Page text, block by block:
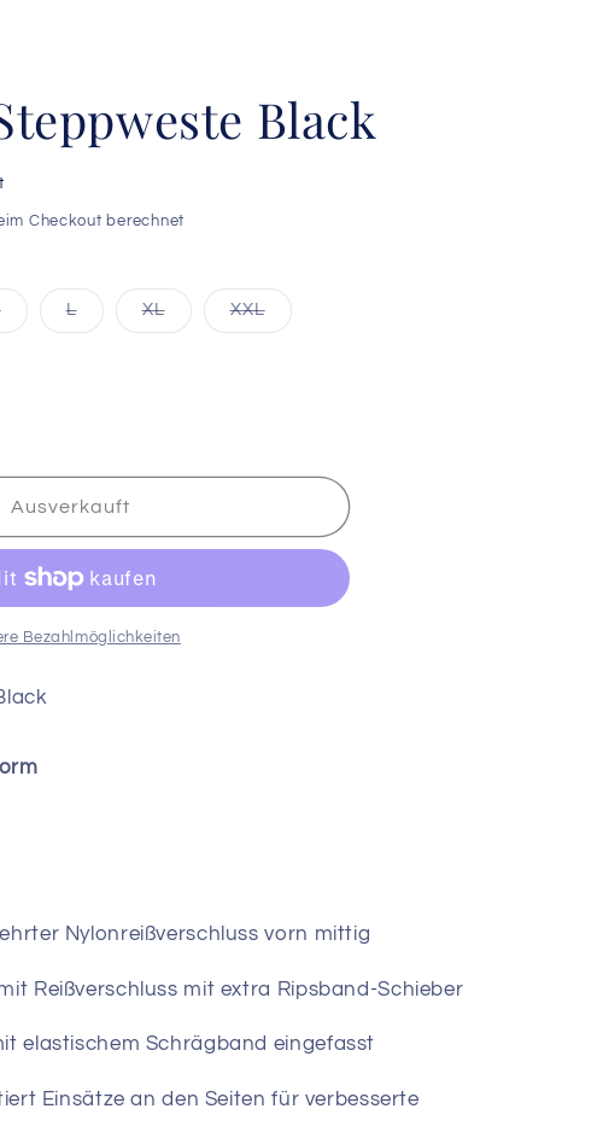
Black
Checkout berechnet
Variante
LVarianteXLVarianteXXLVariante
ausverkauft
Ausverkauft
Bezahlmöglichkeiten
Nylonreißverschluss vorn mittig
Reißverschluss mit extra Ripsband-Schieber
elastischem Schrägband eingefasst
Einsätze an den Seiten für verbesserte